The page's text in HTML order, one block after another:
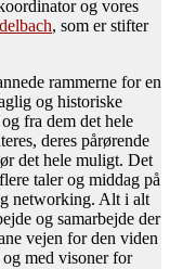
og vores
, som er stifter
rammerne for en
og historiske
fra dem det hele
deres pårørende
det hele muligt. Det
taler og middag på
networking. Alt i alt
og samarbejde der
vejen for den viden
med visoner for